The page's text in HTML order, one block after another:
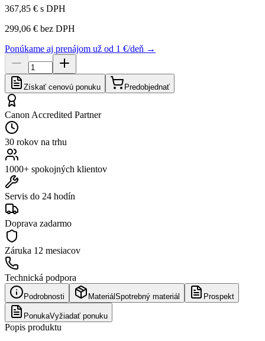
367,85 € s DPH
299,06 € bez DPH
Ponúkame aj prenájom už od 1 €/deň →
Získať cenovú ponuku Predobjednať
Canon Accredited Partner
30 rokov na trhu
1000+ spokojných klientov
Servis do 24 hodín
Doprava zadarmo
Záruka 12 mesiacov
Technická podpora
Podrobnosti Materiál Spotrebný materiál Prospekt
PonukaVyžiadať ponuku
Popis produktu